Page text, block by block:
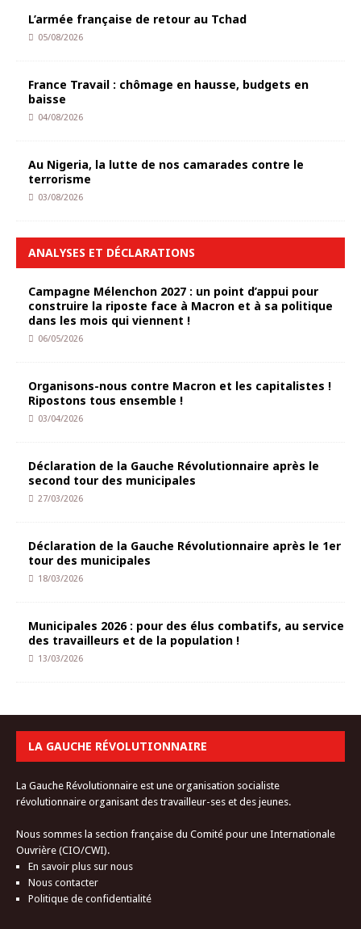
L’armée française de retour au Tchad
05/08/2026
France Travail : chômage en hausse, budgets en
baisse
04/08/2026
Au Nigeria, la lutte de nos camarades contre le
terrorisme
03/08/2026
ANALYSES ET DÉCLARATIONS
Campagne Mélenchon 2027 : un point d’appui pour
construire la riposte face à Macron et à sa politique
dans les mois qui viennent !
06/05/2026
Organisons-nous contre Macron et les capitalistes !
Ripostons tous ensemble !
03/04/2026
Déclaration de la Gauche Révolutionnaire après le
second tour des municipales
27/03/2026
Déclaration de la Gauche Révolutionnaire après le 1er
tour des municipales
18/03/2026
Municipales 2026 : pour des élus combatifs, au service
des travailleurs et de la population !
13/03/2026
LA GAUCHE RÉVOLUTIONNAIRE
La Gauche Révolutionnaire est une organisation socialiste
révolutionnaire organisant des travailleur-ses et des jeunes.
Nous sommes la section française du Comité pour une Internationale
Ouvrière (CIO/CWI).
En savoir plus sur nous
Nous contacter
Politique de confidentialité